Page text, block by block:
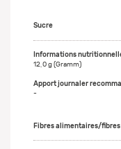
Sucre
12,0 g (Gramm)
-
Fibres alimentaires/fibres